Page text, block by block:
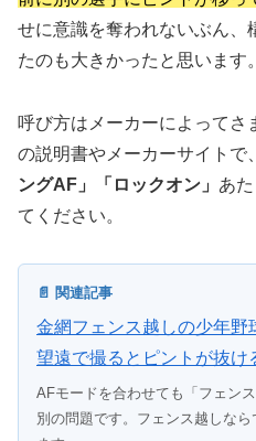
せに意識を奪われないぶん、
たのも大きかったと思います。
呼び方はメーカーによってさ
の説明書やメーカーサイトで、
ングAF」「ロックオン」 あ
てください。
📄 関連記事
金網フェンス越しの少年野
望遠で撮るとピントが抜け
AFモードを合わせても「フェン
別の問題です。フェンス越しな